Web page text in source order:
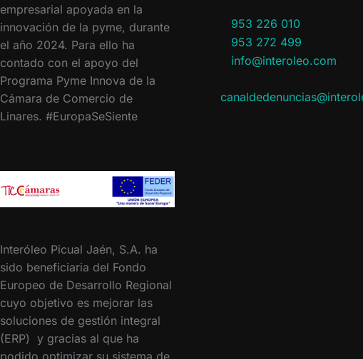
empresarial apoyada en la
innovación de la pyme, durante
el año 2024. Para ello ha
contado con el apoyo del
Programa Pyme Innova de la
Cámara de Comercio de
Linares. #EuropaSeSiente
Interóleo Picual Jaén, S.A. ha
sido beneficiaria del Fondo
Europeo de Desarrollo Regional
cuyo objetivo es mejorar las
soluciones de gestión integral
(ERP) y gracias al que ha
953 226 010
953 272 499
info@interoleo.com